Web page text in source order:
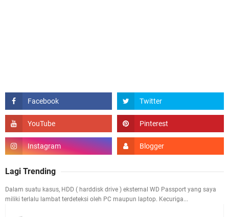
Lagi Trending
Dalam suatu kasus, HDD ( harddisk drive ) eksternal WD Passport yang saya
miliki terlalu lambat terdeteksi oleh PC maupun laptop. Kecuriga...